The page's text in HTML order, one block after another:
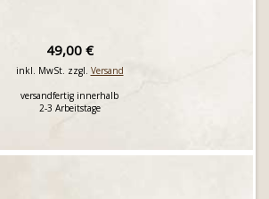
49,00 €
inkl. MwSt. zzgl. Versand
versandfertig innerhalb
2-3 Arbeitstage